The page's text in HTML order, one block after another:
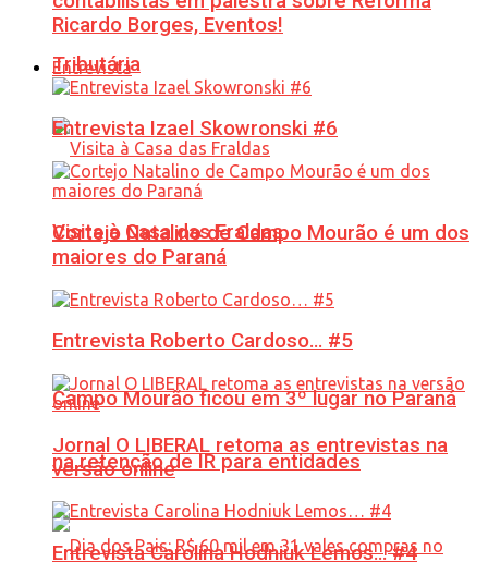
Tributária
Visita à Casa das Fraldas
Campo Mourão ficou em 3º lugar no Paraná
na retenção de IR para entidades
Ricardo Borges, Eventos!
Entrevista
Entrevista Izael Skowronski #6
Cortejo Natalino de Campo Mourão é um dos
maiores do Paraná
Entrevista Roberto Cardoso… #5
Jornal O LIBERAL retoma as entrevistas na
versão online
Entrevista Carolina Hodniuk Lemos… #4